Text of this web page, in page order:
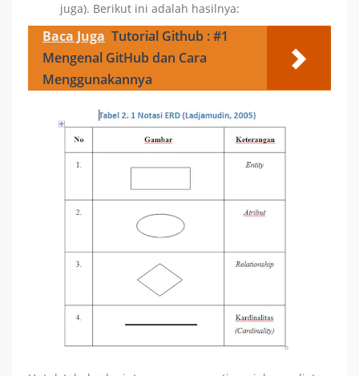
juga). Berikut ini adalah hasilnya:
Baca Juga Tutorial Github : #1
Mengenal GitHub dan Cara
Menggunakannya